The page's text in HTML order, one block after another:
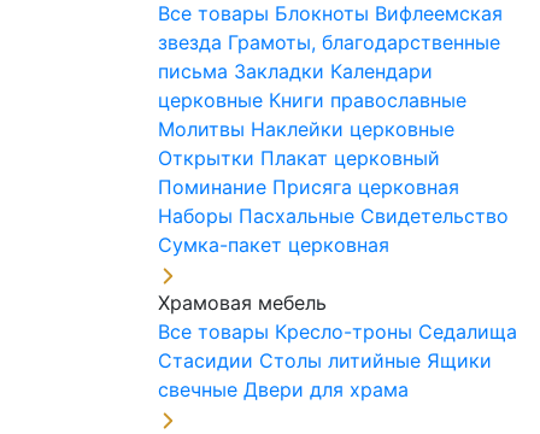
Все товары Блокноты Вифлеемская
звезда Грамоты, благодарственные
письма Закладки Календари
церковные Книги православные
Молитвы Наклейки церковные
Открытки Плакат церковный
Поминание Присяга церковная
Наборы Пасхальные Свидетельство
Сумка-пакет церковная
Храмовая мебель
Все товары Кресло-троны Седалища
Стасидии Столы литийные Ящики
свечные Двери для храма